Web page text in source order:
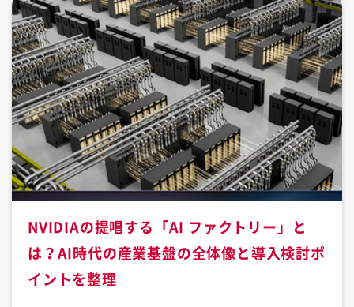
NVIDIAの提唱する「AI ファクトリー」と
は？AI時代の産業基盤の全体像と導入検討ポ
イントを整理